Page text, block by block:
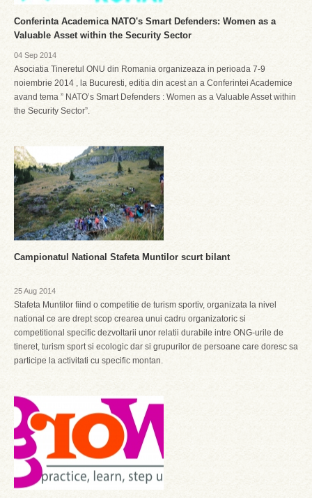
Conferinta Academica NATO's Smart Defenders: Women as a
Valuable Asset within the Security Sector
04 Sep 2014
Asociatia Tineretul ONU din Romania organizeaza in perioada 7-9
noiembrie 2014 , la Bucuresti, editia din acest an a Conferintei Academice
avand tema ” NATO’s Smart Defenders : Women as a Valuable Asset within
the Security Sector”.
Campionatul National Stafeta Muntilor scurt bilant
25 Aug 2014
Stafeta Muntilor fiind o competitie de turism sportiv, organizata la nivel
national ce are drept scop crearea unui cadru organizatoric si
competitional specific dezvoltarii unor relatii durabile intre ONG-urile de
tineret, turism sport si ecologic dar si grupurilor de persoane care doresc sa
participe la activitati cu specific montan.